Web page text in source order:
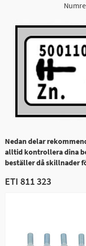
Nedan delar
alltid kontrollera dina
beställer då skillnader
ETI 811 323